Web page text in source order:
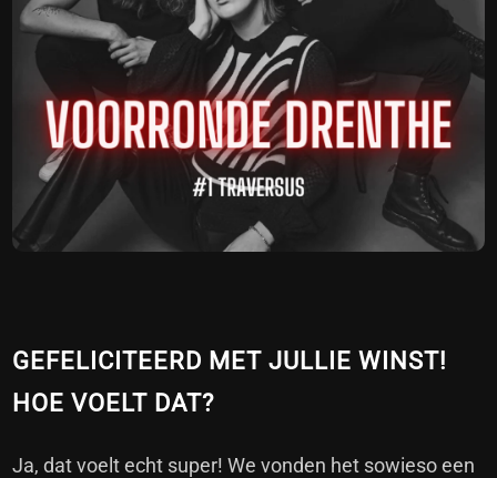
GEFELICITEERD MET JULLIE WINST!
HOE VOELT DAT?
Ja, dat voelt echt super! We vonden het sowieso een